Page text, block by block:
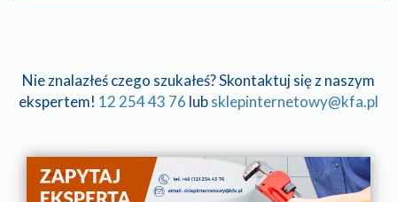
Nie znalazłeś czego szukałeś? Skontaktuj się z naszym
ekspertem! 12 254 43 76 lubsklepinternetowy@kfa.pl